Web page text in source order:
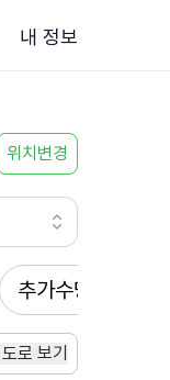
내 정보
위치변경
추가수당
로 보기